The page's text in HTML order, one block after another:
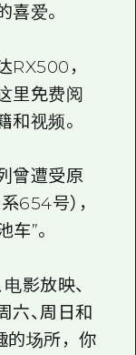
爱。
RX500，
里免费阅
视频。
曾遭受原
654号），
”。
影放映、
六、周日和
的场所，你